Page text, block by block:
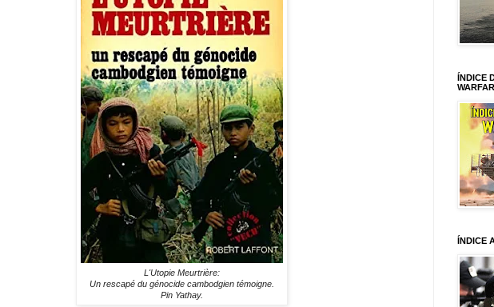
L'Utopie Meurtrière:
Un rescapé du génocide cambodgien témoigne.
Pin Yathay.
ÍNDICE
ÍNDICE